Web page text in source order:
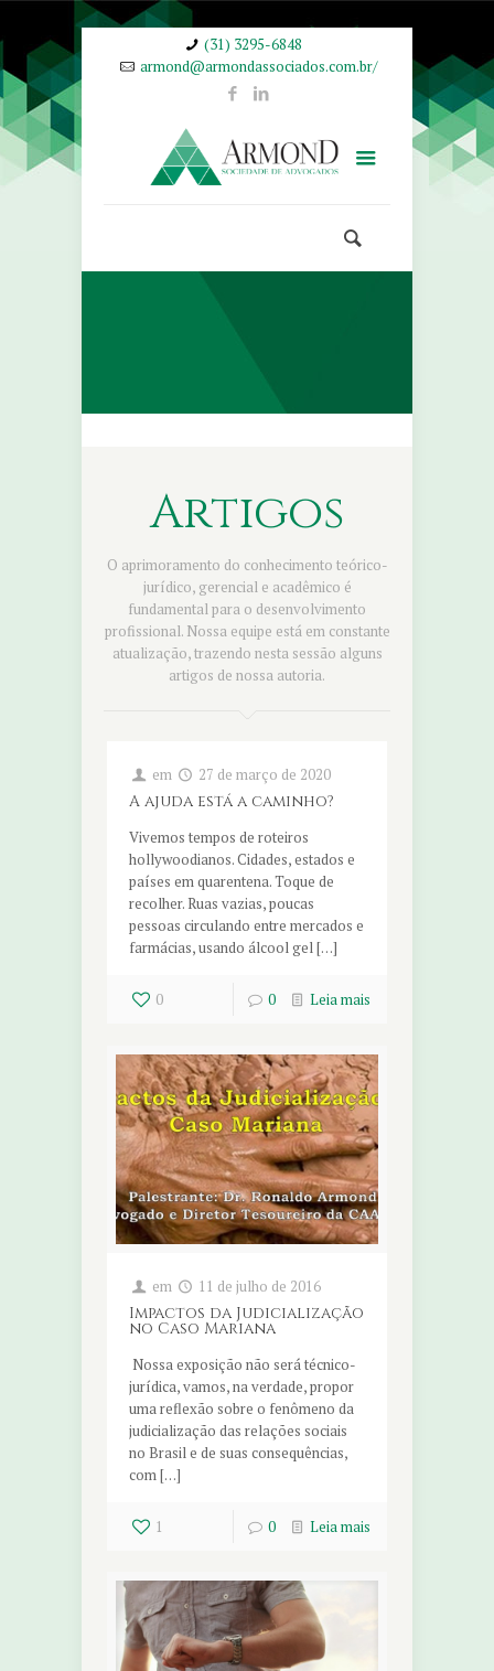
(31) 3295-6848
armond@armondassociados.com.br/
Artigos
O aprimoramento do conhecimento teórico-
jurídico, gerencial e acadêmico é
fundamental para o desenvolvimento
profissional. Nossa equipe está em constante
atualização, trazendo nesta sessão alguns
artigos de nossa autoria.
em 27 de março de 2020
A ajuda está a caminho?
Vivemos tempos de roteiros
hollywoodianos. Cidades, estados e
países em quarentena. Toque de
recolher. Ruas vazias, poucas
pessoas circulando entre mercados e
farmácias, usando álcool gel […]
0 0 Leia mais
em 11 de julho de 2016
Impactos da Judicialização
no Caso Mariana
Nossa exposição não será técnico-
jurídica, vamos, na verdade, propor
uma reflexão sobre o fenômeno da
judicialização das relações sociais
no Brasil e de suas consequências,
com […]
1 0 Leia mais